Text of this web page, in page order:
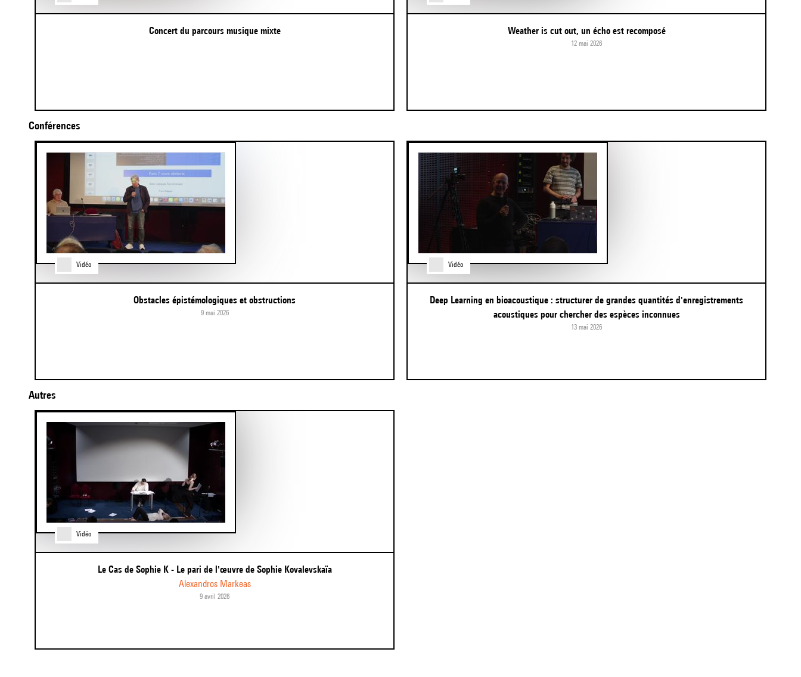
Concert du parcours musique mixte Weather is cut out, un écho est recomposé
12 mai 2026
Item
Conférences
Vidéo
Obstacles épistémologiques et obstructions
9 mai 2026
Vidéo
Deep Learning en bioacoustique : structurer de grandes quantités d'enregistrements
acoustiques pour chercher des espèces inconnues
13 mai 2026
Item
Autres
Vidéo
Le Cas de Sophie K - Le pari de l'œuvre de Sophie Kovalevskaïa
Alexandros Markeas
9 avril 2026